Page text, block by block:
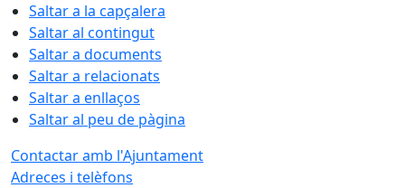
Saltar a la capçalera
Saltar al contingut
Saltar a documents
Saltar a relacionats
Saltar a enllaços
Saltar al peu de pàgina
Contactar amb l'Ajuntament
Adreces i telèfons